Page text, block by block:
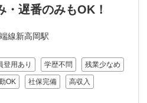
遅番のみもOK！
線新高岡駅
登用あり 学歴不問 残業少なめ
OK 社保完備 高収入